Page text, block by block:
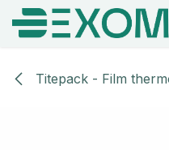
Se rendre au contenu
Titepack - Film